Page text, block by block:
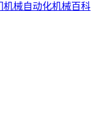
机械自动化机械百科